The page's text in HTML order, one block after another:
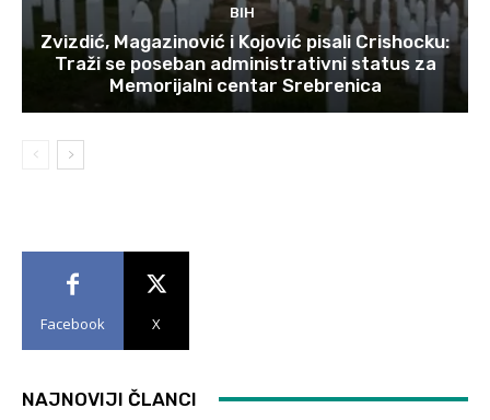
BIH
Zvizdić, Magazinović i Kojović pisali Crishocku:
Traži se poseban administrativni status za
Memorijalni centar Srebrenica
Facebook X
NAJNOVIJI ČLANCI